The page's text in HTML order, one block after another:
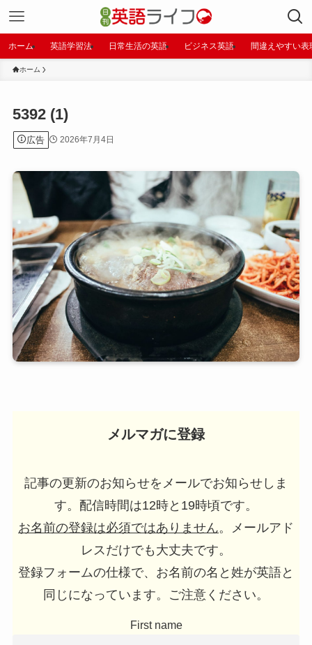
ホーム 英語学習法 日常生活の英語 ビジネス英語 間違えやすい表
ホーム
5392 (1)
広告 2026年7月4日
メルマガに登録
記事の更新のお知らせをメールでお知らせしま
す。配信時間は12時と19時頃です。
お名前の登録は必須ではありません。メールアド
レスだけでも大丈夫です。
登録フォームの仕様で、お名前の名と姓が英語と
同じになっています。ご注意ください。
First name